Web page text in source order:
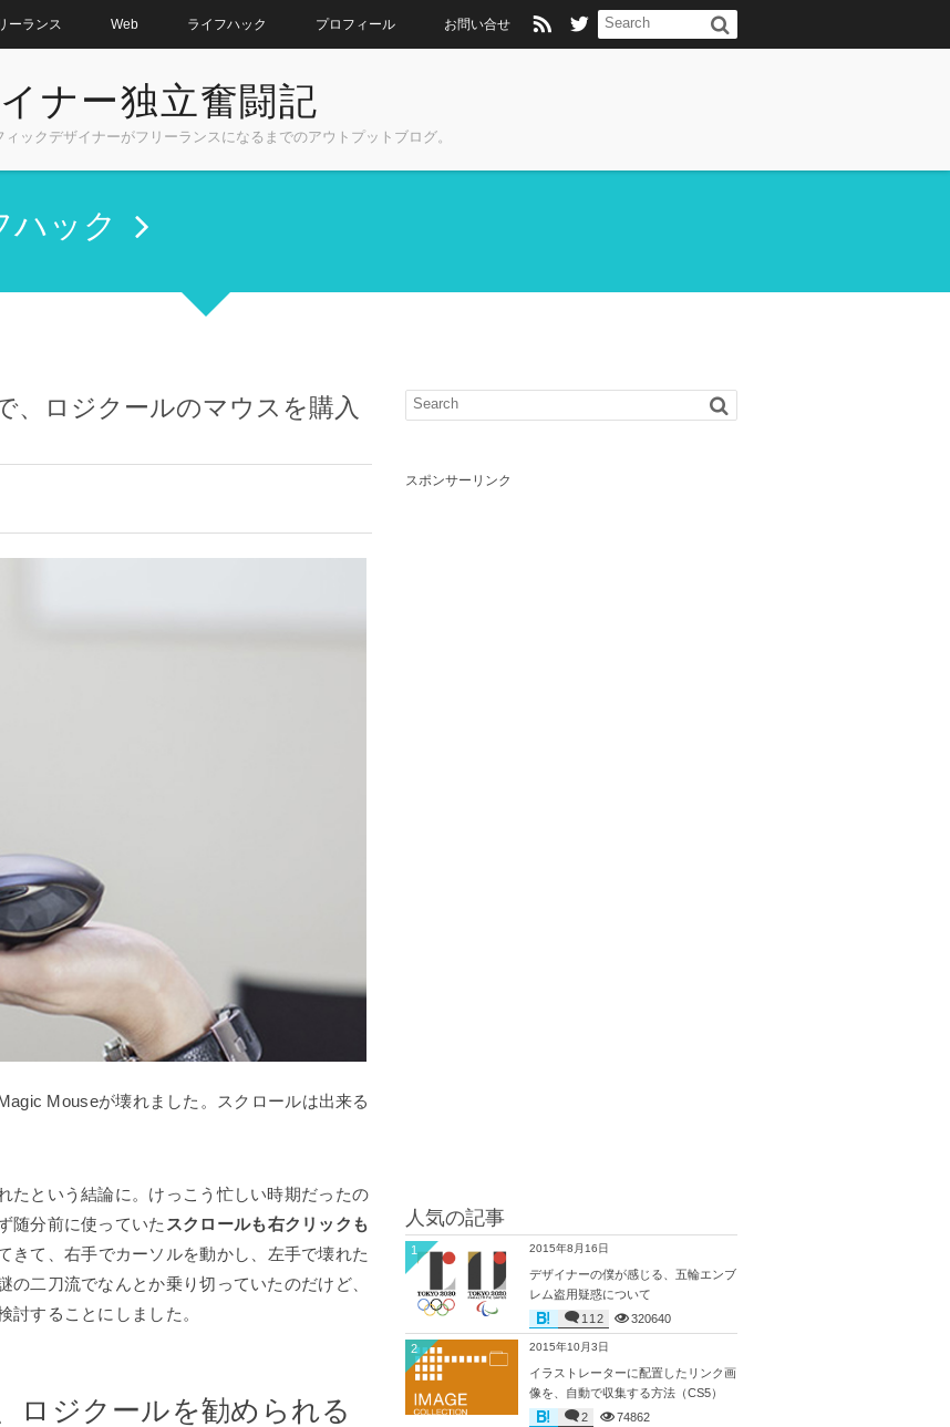
ーランス Web ライフハック プロフィール お問い合せ
ナー独立奮闘記
ックデザイナーがフリーランスになるまでのアウトプットブログ。
ハック
、ロジクールのマウスを購入
Mouseが壊れました。スクロールは出来る
たという結論に。けっこう忙しい時期だったの
随分前に使っていた スクロールも右クリックも
きて、右手でカーソルを動かし、左手で壊れた
二刀流でなんとか乗り切っていたのだけど、
討することにしました。
ロジクールを勧められる
スポンサーリンク
人気の記事
2015年8月16日
デザイナーの僕が感じる、五輪エンブ
レム盗用疑惑について
112
320640
1
2015年10月3日
イラストレーターに配置したリンク画
像を、自動で収集する方法（CS5）
2
74862
2